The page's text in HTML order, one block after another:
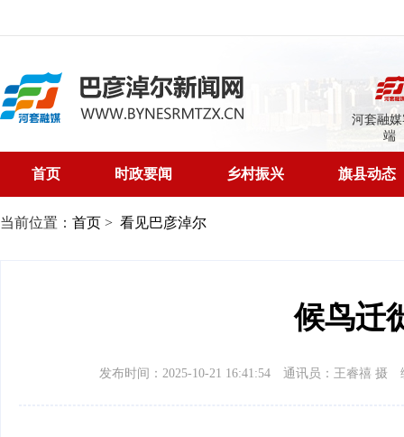
河套融
端
首页 时政要闻 乡村振兴 旗县动态
当前位置： 首页 > 看见巴彦淖尔
候鸟迁
发布时间：2025-10-21 16:41:54 通讯员：王睿禧 摄